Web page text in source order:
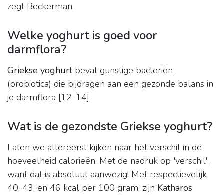
zegt Beckerman.
Welke yoghurt is goed voor
darmflora?
Griekse yoghurtbevat gunstige bacteriën
(probiotica) die bijdragen aan een gezonde balans in
je darmflora [12-14].
Wat is de gezondste Griekse yoghurt?
Laten we allereerst kijken naar het verschil in de
hoeveelheid calorieën. Met de nadruk op 'verschil',
want dat is absoluut aanwezig! Met respectievelijk
40, 43, en 46 kcal per 100 gram, zijn Katharos